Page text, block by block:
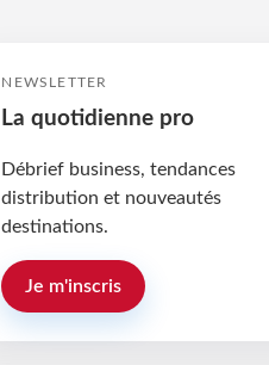
NEWSLETTER
La quotidienne pro
Débrief business, tendances
distribution et nouveautés
destinations.
Je m'inscris